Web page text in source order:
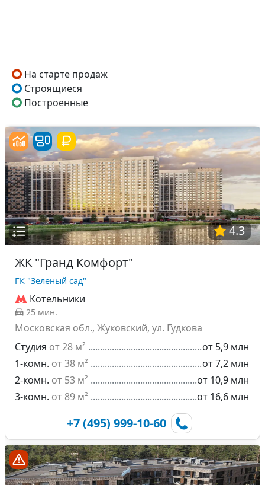
На старте продаж
Строящиеся
Построенные
4.3
ЖК "Гранд Комфорт"
ГК "Зеленый сад"
Котельники
25 мин.
Московская обл., Жуковский, ул. Гудкова
Студия от 28 м²
от 5,9 млн
1-комн. от 38 м²
от 7,2 млн
2-комн. от 53 м²
от 10,9 млн
3-комн. от 89 м² от 16,6 млн
+7 (495) 999-10-60